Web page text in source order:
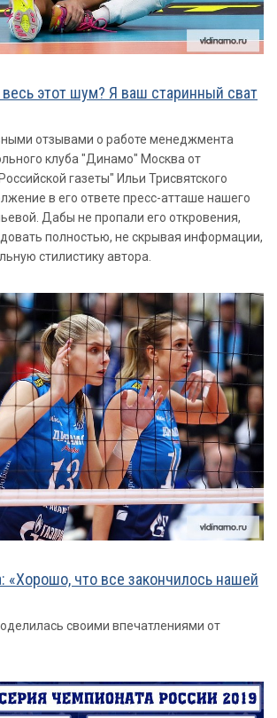
этот шум? Я ваш старинный сват
отзывами о работе менеджмента
клуба "Динамо" Москва от
газеты" Ильи Трисвятского
в его ответе пресс-атташе нашего
Дабы не пропали его откровения,
полностью, не скрывая информации,
стилистику автора.
«Хорошо, что все закончилось нашей
своими впечатлениями от